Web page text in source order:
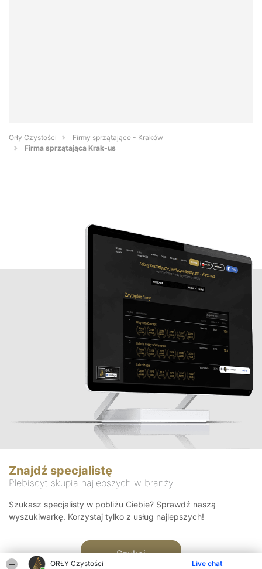
ORŁY Czystości Live chat
Orły Czystości
Firmy sprzątające - Kraków
Firma sprzątająca Krak-us
Znajdź specjalistę
Plebiscyt skupia najlepszych w branży
Szukasz specjalisty w pobliżu Ciebie? Sprawdź naszą
wyszukiwarkę. Korzystaj tylko z usług najlepszych!
Szukaj